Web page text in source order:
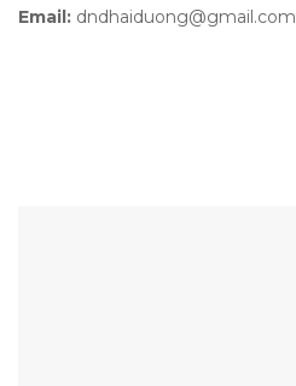
Email: dndhaiduong@gmail.com